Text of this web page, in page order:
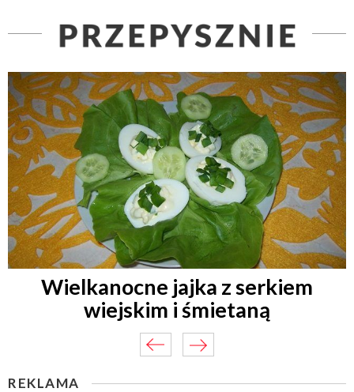
Wielkanocne jajka z serkiem
wiejskim i śmietaną
REKLAMA